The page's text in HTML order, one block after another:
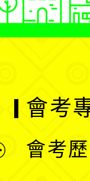
會考
會考